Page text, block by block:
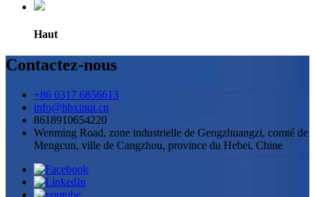
Haut
Contactez-nous
+86 0317 6856613
info@hbxinqi.cn
8618910654220
Wenming Road, zone industrielle de Gengzhuangzi, comté de
Mengcun, ville de Cangzhou, province du Hebei, Chine